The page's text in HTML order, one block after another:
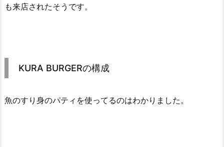
も来店されたそうです。
KURA BURGERの構成
魚のすり身のパティを使ってるのはわかりました。